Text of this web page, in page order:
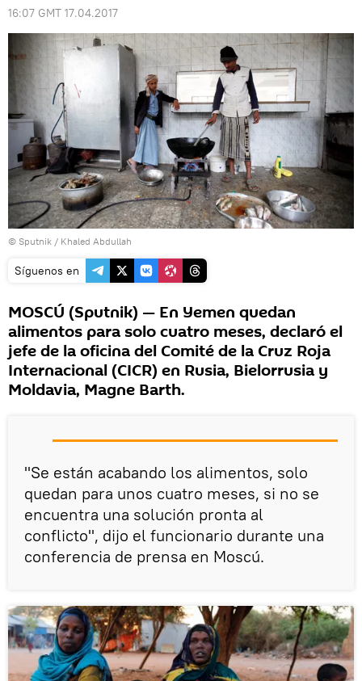
16:07 GMT 17.04.2017
© Sputnik / Khaled Abdullah
Síguenos en
MOSCÚ (Sputnik) — En Yemen quedan
alimentos para solo cuatro meses, declaró el
jefe de la oficina del Comité de la Cruz Roja
Internacional (CICR) en Rusia, Bielorrusia y
Moldavia, Magne Barth.
"Se están acabando los alimentos, solo
quedan para unos cuatro meses, si no se
encuentra una solución pronta al
conflicto", dijo el funcionario durante una
conferencia de prensa en Moscú.